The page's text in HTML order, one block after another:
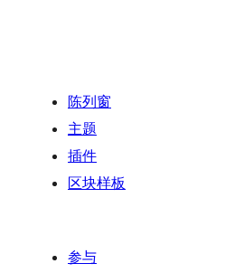
陈列窗
主题
插件
区块样板
参与